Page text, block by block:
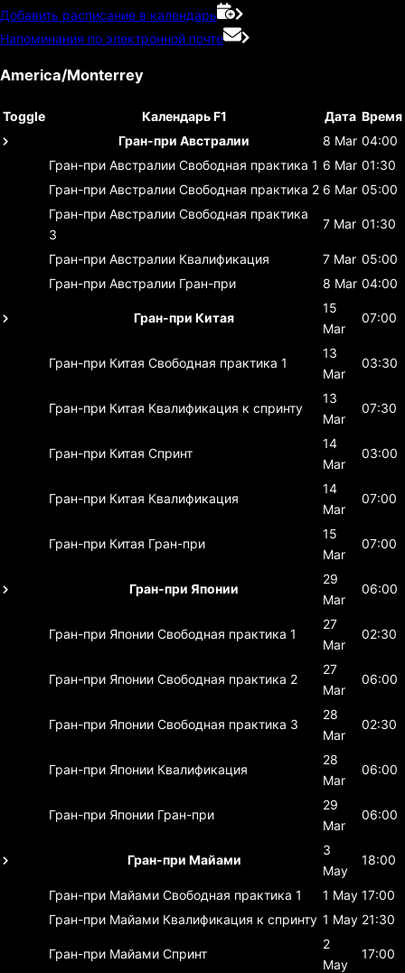
Добавить расписание в календарь
Напоминания по электронной почте
America/Monterrey
Toggle Календарь F1 Дата Время
Гран-при Австралии
8 Mar 04:00
Гран-при Австралии Свободная практика 1 6 Mar 01:30
Гран-при Австралии Свободная практика 2 6 Mar 05:00
Гран-при Австралии Свободная практика
3
7 Mar 01:30
Гран-при Австралии Квалификация 7 Mar 05:00
Гран-при Австралии Гран-при 8 Mar 04:00
Гран-при Китая
15
Mar
07:00
Гран-при Китая Свободная практика 1
13
Mar
03:30
Гран-при Китая Квалификация к спринту
13
Mar
07:30
Гран-при Китая Спринт
14
Mar
03:00
Гран-при Китая Квалификация
14
Mar
07:00
Гран-при Китая Гран-при
15
Mar
07:00
Гран-при Японии
29
Mar
06:00
Гран-при Японии Свободная практика 1
27
Mar
02:30
Гран-при Японии Свободная практика 2
27
Mar
06:00
Гран-при Японии Свободная практика 3
28
Mar
02:30
Гран-при Японии Квалификация
28
Mar
06:00
Гран-при Японии Гран-при
29
Mar
06:00
Гран-при Майами
3
May
18:00
Гран-при Майами Свободная практика 1 1 May 17:00
Гран-при Майами Квалификация к спринту 1 May 21:30
Гран-при Майами Спринт
2
May
17:00